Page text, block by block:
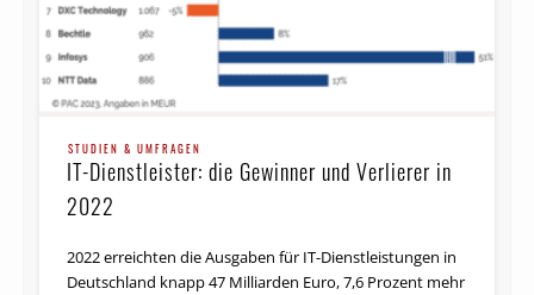
STUDIEN & UMFRAGEN
IT-Dienstleister: die Gewinner und Verlierer in
2022
2022 erreichten die Ausgaben für IT-Dienstleistungen in
Deutschland knapp 47 Milliarden Euro, 7,6 Prozent mehr